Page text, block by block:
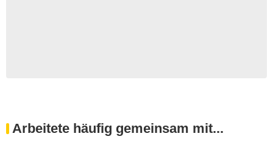
Arbeitete häufig gemeinsam mit...